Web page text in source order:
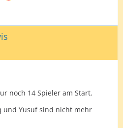
noch 14 Spieler am Start.
und Yusuf sind nicht mehr